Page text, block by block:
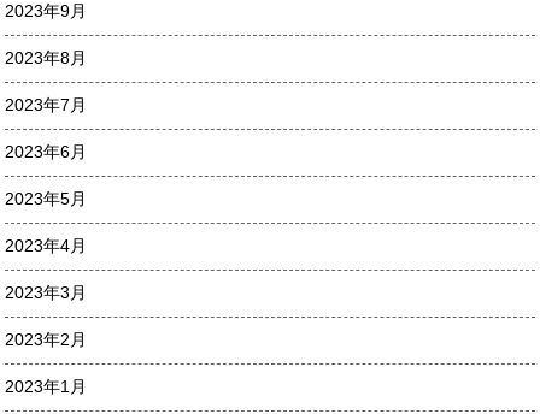
2023年9月
2023年8月
2023年7月
2023年6月
2023年5月
2023年4月
2023年3月
2023年2月
2023年1月